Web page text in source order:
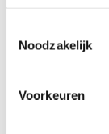
Noodzakelijk
Voorkeuren
binnen